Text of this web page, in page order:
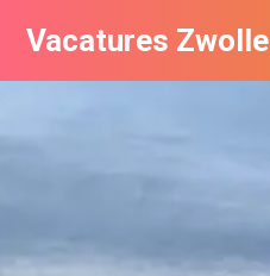
Vacatures Zwolle
Vacatures per bedrijf